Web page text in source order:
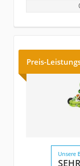
Preis-
Unsere